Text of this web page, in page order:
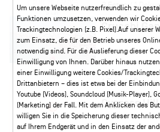
3 Fotos / 1
Crucchi
1 Foto / 1
Cypress Hill
Um unsere Webseite nutzerfreundlich zu
Funktionen umzusetzen, verwenden wir
Trackingtechnologien (z.B. Pixel).Auf unserer
zum Einsatz, die für den Betrieb unseres
notwendig sind. Für die Auslieferung dieser
Einwilligung von Ihnen. Darüber hinaus
einer Einwilligung weitere Cookies/
Drittanbietern – dies ist etwa bei der
Youtube (Videos), Soundcloud (Musik-Player),
(Marketing) der Fall. Mit dem Anklicken des
willigen Sie in die Speicherung dieser
auf Ihrem Endgerät und in den Einsatz der